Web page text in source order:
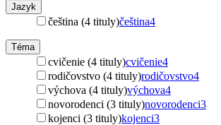
Jazyk
čeština (4 tituly)čeština4
Téma
cvičenie (4 tituly)cvičenie4
rodičovstvo (4 tituly)rodičovstvo4
výchova (4 tituly)výchova4
novorodenci (3 tituly)novorodenci3
kojenci (3 tituly)kojenci3